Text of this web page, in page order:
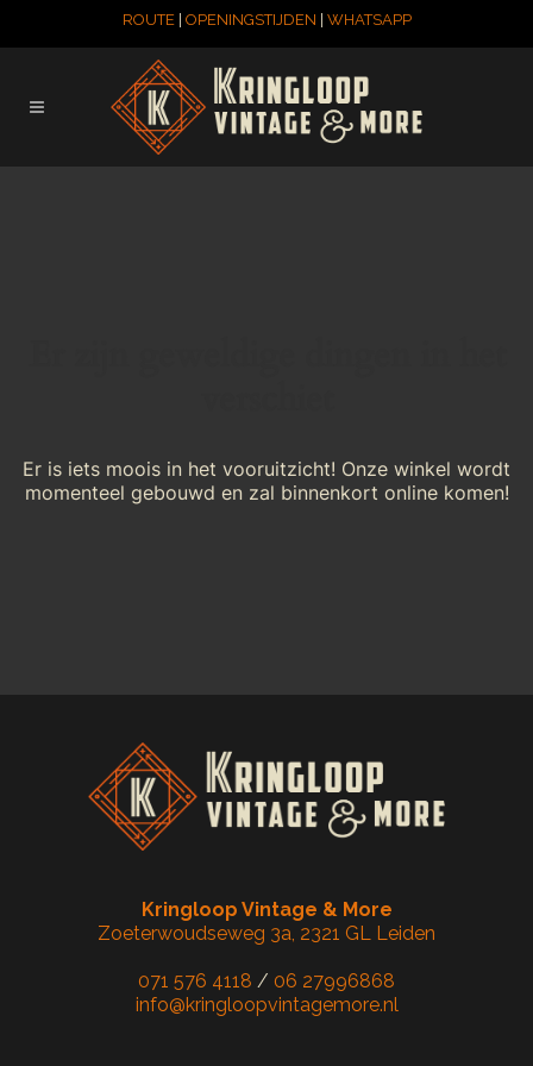
ROUTE| OPENINGSTIJDEN WHATSAPP
Er is iets moois in het vooruitzicht! Onze winkel wordt
momenteel gebouwd en zal binnenkort online komen!
Kringloop Vintage & More
Zoeterwoudseweg 3a, 2321 GL Leiden
071 576 4118 / 06 27996868
info@kringloopvintagemore.nl